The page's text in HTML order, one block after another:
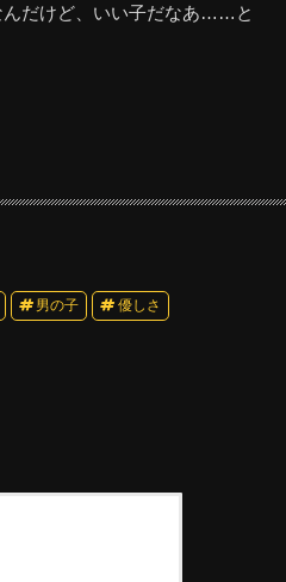
んだけど、いい子だなあ……と
男の子 優しさ